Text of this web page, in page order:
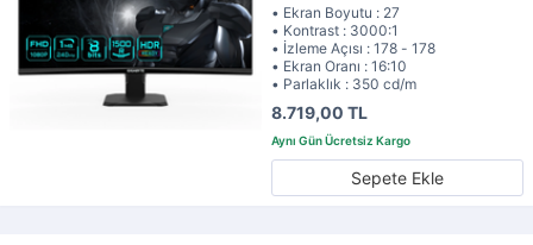
• Ekran Boyutu : 27
• Kontrast : 3000:1
• İzleme Açısı : 178 - 178
• Ekran Oranı : 16:10
• Parlaklık : 350 cd/m
8.719,00 TL
Sepete Ekle